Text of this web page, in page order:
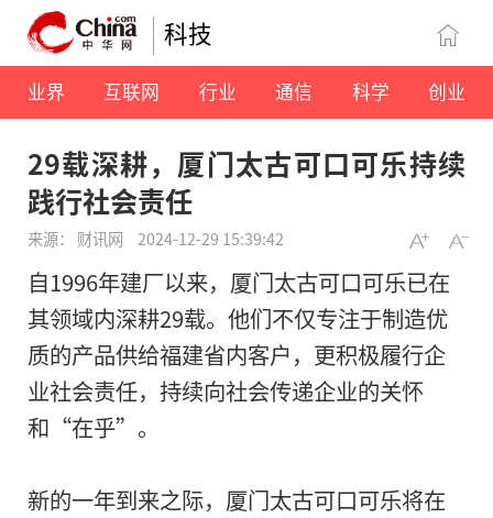
科技
业界 互联网 行业 通信 科学 创业
29载深耕，厦门太古可口可乐持续
践行社会责任
来源： 财讯网 2024-12-29 15:39:42
自1996年建厂以来，厦门太古可口可乐已在
其领域内深耕29载。他们不仅专注于制造优
质的产品供给福建省内客户，更积极履行企
业社会责任，持续向社会传递企业的关怀
和“在乎”。
新的一年到来之际，厦门太古可口可乐将在